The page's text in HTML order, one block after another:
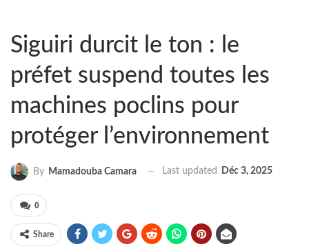
Siguiri durcit le ton : le
préfet suspend toutes les
machines poclins pour
protéger l’environnement
By Mamadouba Camara Last updated Déc 3, 2025
0
Share